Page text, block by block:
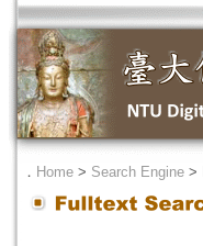
． Home > Search Engine >